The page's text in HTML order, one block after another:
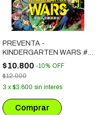
PREVENTA -
KINDERGARTEN WARS #
07
$10.800 -10% OFF
$12.000
3 x $3.600 sin interés